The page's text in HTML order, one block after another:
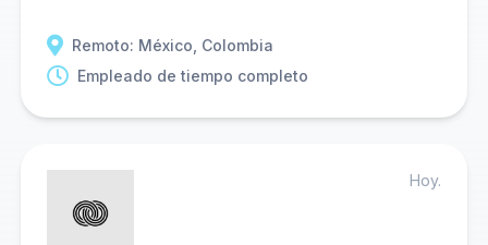
Remoto: México, Colombia
Empleado de tiempo completo
Hoy.